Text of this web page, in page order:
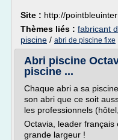
Site : http://
Thèmes liés : fabricant
piscine / abri de piscine fixe
Abri piscine
piscine ...
Chaque abri a sa
son abri que ce soit
les professionnels
Octavia, leader
grande largeur !